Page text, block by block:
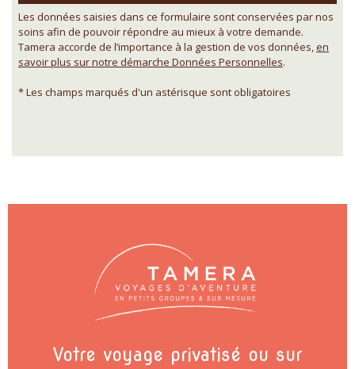
Les données saisies dans ce formulaire sont conservées par nos
soins afin de pouvoir répondre au mieux à votre demande.
Tamera accorde de l’importance à la gestion de vos données,en
savoir plus sur notre démarche Données Personnelles.
* Les champs marqués d'un astérisque sont obligatoires
Votre voyage privatisé ou sur